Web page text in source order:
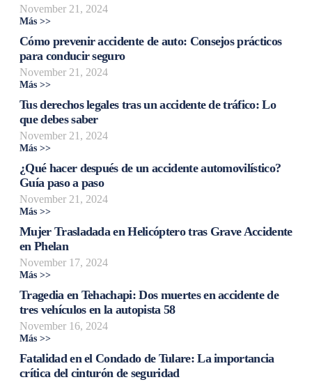
November 21, 2024
Más >>
Cómo prevenir accidente de auto: Consejos prácticos
para conducir seguro
November 21, 2024
Más >>
Tus derechos legales tras un accidente de tráfico: Lo
que debes saber
November 21, 2024
Más >>
¿Qué hacer después de un accidente automovilístico?
Guía paso a paso
November 21, 2024
Más >>
Mujer Trasladada en Helicóptero tras Grave Accidente
en Phelan
November 17, 2024
Más >>
Tragedia en Tehachapi: Dos muertes en accidente de
tres vehículos en la autopista 58
November 16, 2024
Más >>
Fatalidad en el Condado de Tulare: La importancia
crítica del cinturón de seguridad